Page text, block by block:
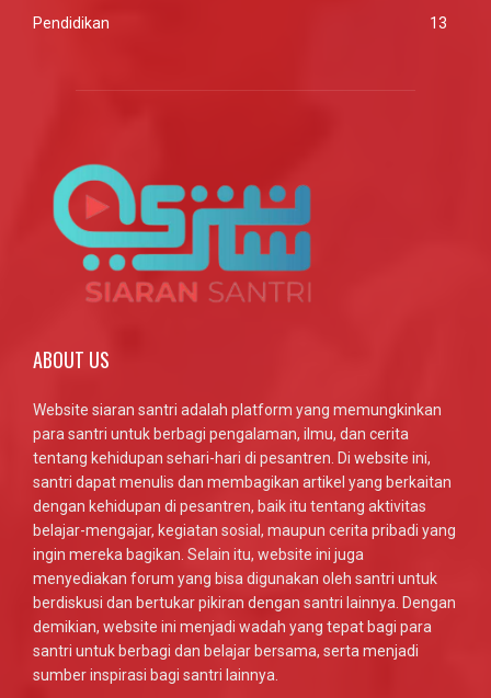
Pendidikan
13
ABOUT US
Website siaran santri adalah platform yang memungkinkan
para santri untuk berbagi pengalaman, ilmu, dan cerita
tentang kehidupan sehari-hari di pesantren. Di website ini,
santri dapat menulis dan membagikan artikel yang berkaitan
dengan kehidupan di pesantren, baik itu tentang aktivitas
belajar-mengajar, kegiatan sosial, maupun cerita pribadi yang
ingin mereka bagikan. Selain itu, website ini juga
menyediakan forum yang bisa digunakan oleh santri untuk
berdiskusi dan bertukar pikiran dengan santri lainnya. Dengan
demikian, website ini menjadi wadah yang tepat bagi para
santri untuk berbagi dan belajar bersama, serta menjadi
sumber inspirasi bagi santri lainnya.